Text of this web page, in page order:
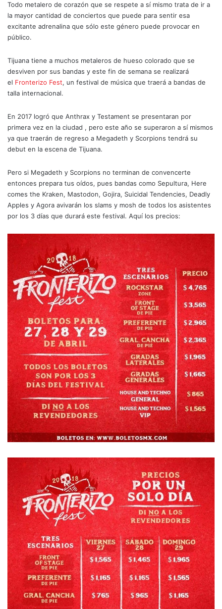
Todo metalero de corazón que se respete a sí mismo trata de ir a
la mayor cantidad de conciertos que puede para sentir esa
excitante adrenalina que sólo este género puede provocar en
público.
Tijuana tiene a muchos metaleros de hueso colorado que se
desviven por sus bandas y este fin de semana se realizará
el Fronterizo Fest, un festival de música que traerá a bandas de
talla internacional.
En 2017 logró que Anthrax y Testament se presentaran por
primera vez en la ciudad , pero este año se superaron a sí mismos
ya que traerán de regreso a Megadeth y Scorpions tendrá su
debut en la escena de Tijuana.
Pero si Megadeth y Scorpions no terminan de convencerte
entonces prepara tus oídos, pues bandas como Sepultura, Here
comes the Kraken, Mastodon, Gojira, Suicidal Tendencies, Deadly
Apples y Agora avivarán los slams y mosh de todos los asistentes
por los 3 días que durará este festival. Aquí los precios: